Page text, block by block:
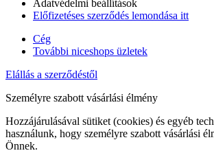
Adatvédelmi beállítások
Előfizetéses szerződés lemondása itt
Cég
További niceshops üzletek
Elállás a szerződéstől
Személyre szabott vásárlási élmény
Hozzájárulásával sütiket (cookies) és egyéb
használunk, hogy személyre szabott vásárlási
Önnek.